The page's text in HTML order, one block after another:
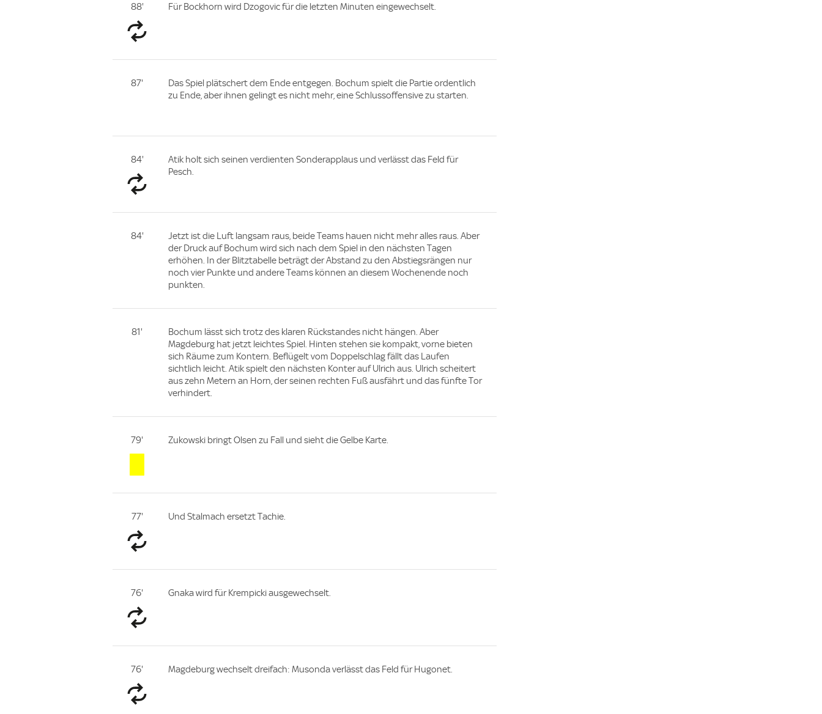
88' Für Bockhorn wird Dzogovic für die letzten Minuten eingewechselt.
87'
Das Spiel plätschert dem Ende entgegen. Bochum spielt die Partie ordentlich
zu Ende, aber ihnen gelingt es nicht mehr, eine Schlussoffensive zu starten.
84'
Atik holt sich seinen verdienten Sonderapplaus und verlässt das Feld für
Pesch.
84'
Jetzt ist die Luft langsam raus, beide Teams hauen nicht mehr alles raus. Aber
der Druck auf Bochum wird sich nach dem Spiel in den nächsten Tagen
erhöhen. In der Blitztabelle beträgt der Abstand zu den Abstiegsrängen nur
noch vier Punkte und andere Teams können an diesem Wochenende noch
punkten.
81'
Bochum lässt sich trotz des klaren Rückstandes nicht hängen. Aber
Magdeburg hat jetzt leichtes Spiel. Hinten stehen sie kompakt, vorne bieten
sich Räume zum Kontern. Beflügelt vom Doppelschlag fällt das Laufen
sichtlich leicht. Atik spielt den nächsten Konter auf Ulrich aus. Ulrich scheitert
aus zehn Metern an Horn, der seinen rechten Fuß ausfährt und das fünfte Tor
verhindert.
79' Zukowski bringt Olsen zu Fall und sieht die Gelbe Karte.
77' Und Stalmach ersetzt Tachie.
76' Gnaka wird für Krempicki ausgewechselt.
76' Magdeburg wechselt dreifach: Musonda verlässt das Feld für Hugonet.